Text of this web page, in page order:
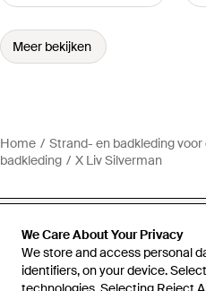
We Care About Your Privacy
We store and access personal
identifiers, on your device.
Meer bekijken
Home Strand- en badkleding
badkleding
X Liv Silverman
Hulp en informatie